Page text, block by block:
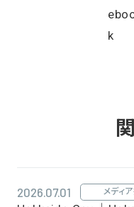
2026.07.01 メディ